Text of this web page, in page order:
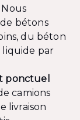
Nous
bétons
du béton
liquide par
ponctuel
camions
livraison